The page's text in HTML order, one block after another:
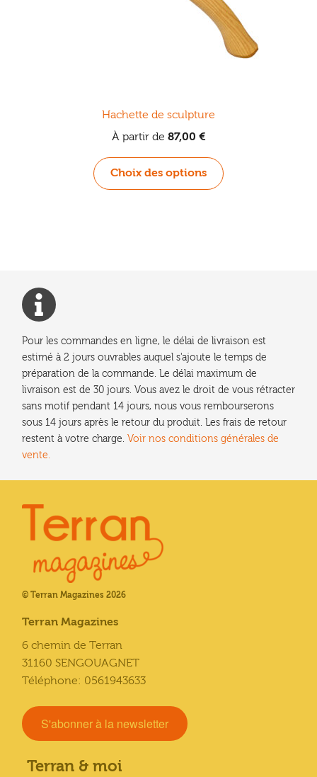
Hachette de sculpture
À partir de 87,00 €
Choix des options
Ce
produit
sur
la
page
du
produit
Pour les commandes en ligne, le délai de livraison est
estimé à 2 jours ouvrables auquel s'ajoute le temps de
préparation de la commande. Le délai maximum de
livraison est de 30 jours. Vous avez le droit de vous rétracter
sans motif pendant 14 jours, nous vous rembourserons
sous 14 jours après le retour du produit. Les frais de retour
restent à votre charge. Voir nos conditions générales de
vente.
© Terran Magazines 2026
Terran Magazines
6 chemin de Terran
31160 SENGOUAGNET
Téléphone: 0561943633
S'abonner à la newsletter
Terran & moi